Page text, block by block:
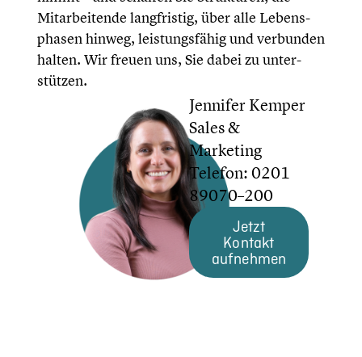
Mitar­bei­tende langfris­tig, über alle Lebens­
pha­sen hinweg, leistungs­fä­hig und verbunden
halten. Wir freuen uns, Sie dabei zu unter­
stüt­zen.
Jennifer Kemper
Sales &
Marketing
Telefon: 0201
89070–200
Jetzt
Kontakt
aufnehmen